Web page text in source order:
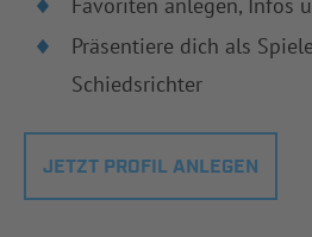
Präsentiere dich als
Schiedsrichter
JETZT PROFIL ANLEGEN